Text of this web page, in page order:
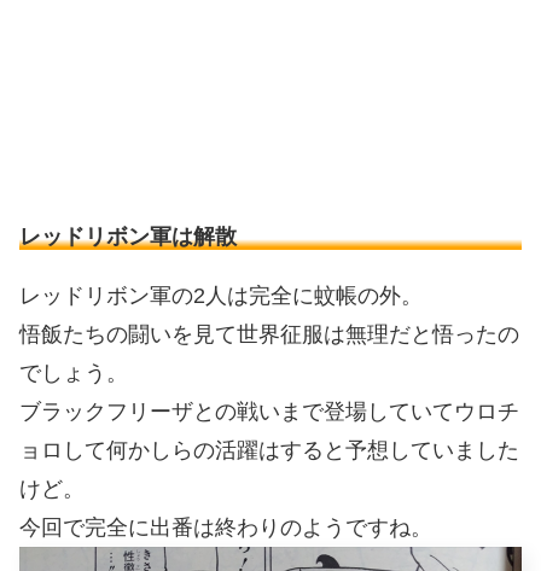
レッドリボン軍は解散
レッドリボン軍の2人は完全に蚊帳の外。
悟飯たちの闘いを見て世界征服は無理だと悟ったの
でしょう。
ブラックフリーザとの戦いまで登場していてウロチ
ョロして何かしらの活躍はすると予想していました
けど。
今回で完全に出番は終わりのようですね。